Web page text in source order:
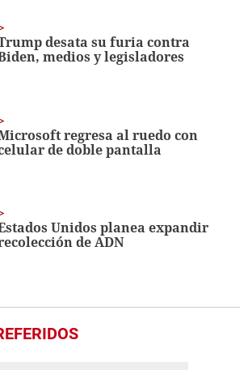
desata su furia contra
medios y legisladores
regresa al ruedo con
de doble pantalla
Unidos planea expandir
de ADN